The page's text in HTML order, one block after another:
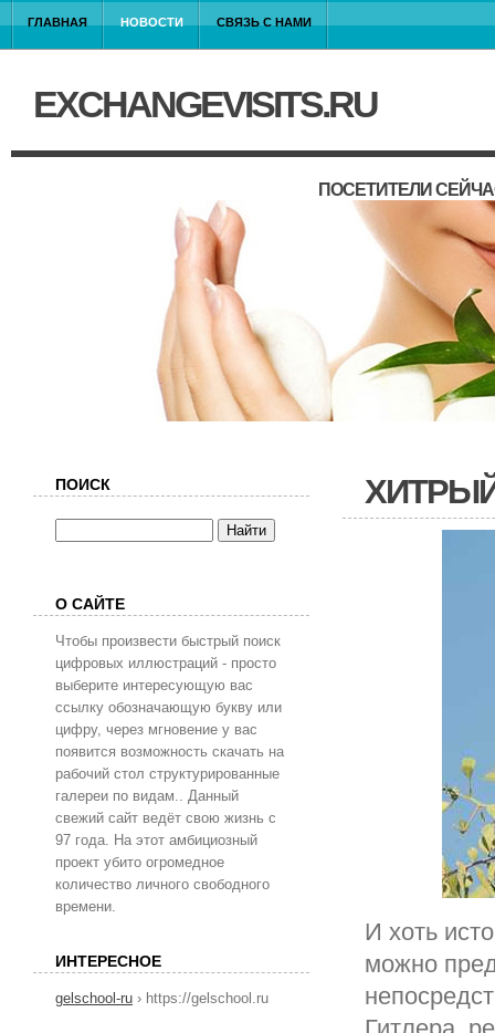
ГЛАВНАЯ НОВОСТИ СВЯЗЬ С НАМИ
EXCHANGEVISITS.RU
ПОСЕТИТЕЛИ
И хоть
можно
ПОИСК
О САЙТЕ
Чтобы произвести быстрый поиск
цифровых иллюстраций - просто
выберите интересующую вас
ссылку обозначающую букву или
цифру, через мгновение у вас
появится возможность скачать на
рабочий стол структурированные
галереи по видам.. Данный
свежий сайт ведёт свою жизнь с
97 года. На этот амбициозный
проект убито огромедное
количество личного свободного
времени.
ИНТЕРЕСНОЕ
gelschool-ru › https://gelschool.ru